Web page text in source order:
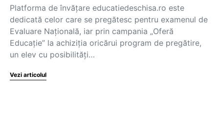
Platforma de învățare educatiedeschisa.ro este
dedicată celor care se pregătesc pentru examenul de
Evaluare Națională, iar prin campania „Oferă
Educație” la achiziția oricărui program de pregătire,
un elev cu posibilități…
Vezi articolul